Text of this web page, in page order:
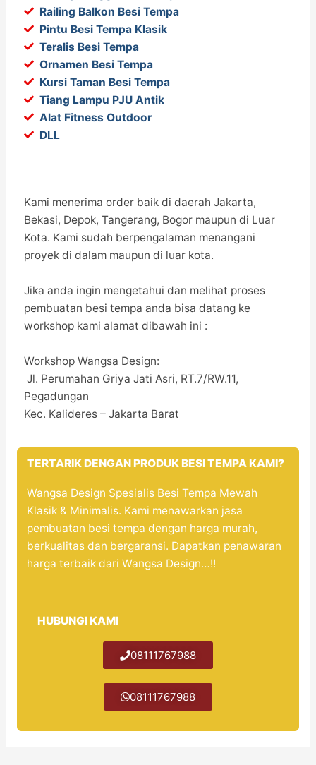
Railing Balkon Besi Tempa
Pintu Besi Tempa Klasik
Teralis Besi Tempa
Ornamen Besi Tempa
Kursi Taman Besi Tempa
Tiang Lampu PJU Antik
Alat Fitness Outdoor
DLL
Kami menerima order baik di daerah Jakarta,
Bekasi, Depok, Tangerang, Bogor maupun di Luar
Kota. Kami sudah berpengalaman menangani
proyek di dalam maupun di luar kota.
Jika anda ingin mengetahui dan melihat proses
pembuatan besi tempa anda bisa datang ke
workshop kami alamat dibawah ini :
Workshop Wangsa Design:
Jl. Perumahan Griya Jati Asri, RT.7/RW.11,
Pegadungan
Kec. Kalideres – Jakarta Barat
TERTARIK DENGAN PRODUK BESI TEMPA KAMI?
Wangsa Design Spesialis Besi Tempa Mewah
Klasik & Minimalis. Kami menawarkan jasa
pembuatan besi tempa dengan harga murah,
berkualitas dan bergaransi. Dapatkan penawaran
harga terbaik dari Wangsa Design…!!
HUBUNGI KAMI
​08111767988
​08111767988